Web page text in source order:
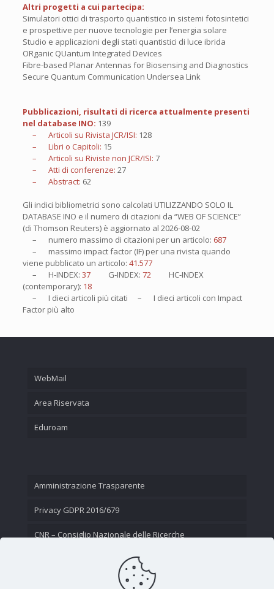
Altri progetti a cui partecipa:
Simulatori ottici di trasporto quantistico in sistemi fotosintetici
e prospettive per nuove tecnologie per l’energia solare
Studio e applicazioni degli stati quantistici di luce ibrida
ORganic QUantum Integrated Devices
Fibre-based Planar Antennas for Biosensing and Diagnostics
Secure Quantum Communication Undersea Link
Pubblicazioni, risultati di ricerca attualmente presenti
nel database INO: 139
– Articoli su Rivista JCR/ISI: 128
– Libri o Capitoli: 15
– Articoli su Riviste non JCR/ISI: 7
– Atti di conferenze: 27
– Abstract: 62
Gli indici bibliometrici sono calcolati UTILIZZANDO SOLO IL
DATABASE INO e il numero di citazioni da “WEB OF SCIENCE”
(di Thomson Reuters) è aggiornato al 2026-08-02
– numero massimo di citazioni per un articolo: 687
– massimo impact factor (IF) per una rivista quando
viene pubblicato un articolo: 41.577
– H-INDEX: 37 G-INDEX: 72
HC-INDEX
(contemporary): 18
– I dieci articoli più citati – I dieci articoli con Impact
Factor più alto
WebMail
Area Riservata
Eduroam
Amministrazione Trasparente
Privacy GDPR 2016/679
CNR – Consiglio Nazionale delle Ricerche